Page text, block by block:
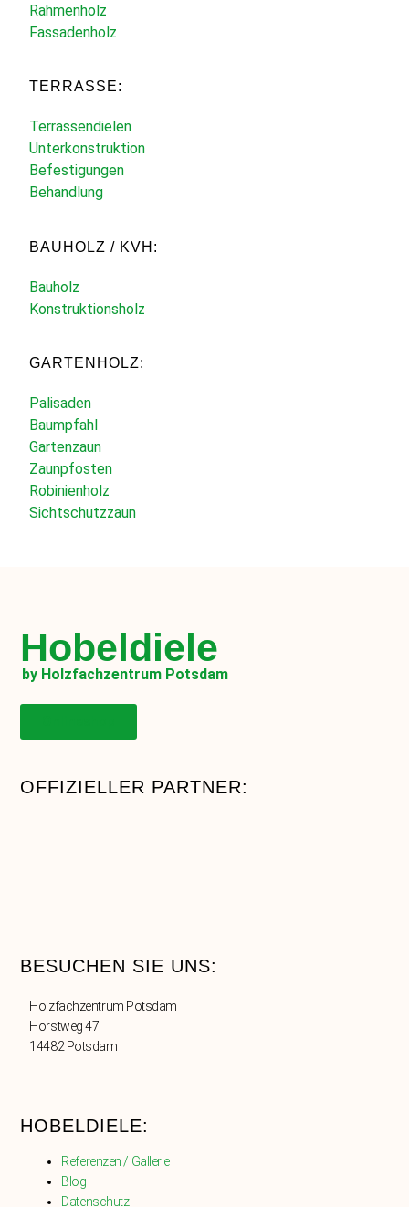
Rahmenholz
Fassadenholz
TERRASSE:
Terrassendielen
Unterkonstruktion
Befestigungen
Behandlung
BAUHOLZ / KVH:
Bauholz
Konstruktionsholz
GARTENHOLZ:
Palisaden
Baumpfahl
Gartenzaun
Zaunpfosten
Robinienholz
Sichtschutzzaun
Hobeldiele
by Holzfachzentrum Potsdam
OFFIZIELLER PARTNER:
BESUCHEN SIE UNS:
Holzfachzentrum Potsdam
Horstweg 47
14482 Potsdam
HOBELDIELE:
Referenzen / Gallerie
Blog
Datenschutz